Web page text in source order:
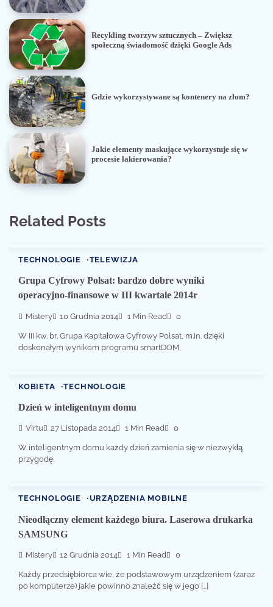
Recykling tworzyw sztucznych – Zwiększ
społeczną świadomość dzięki Google Ads
Gdzie wykorzystywane są kontenery na złom?
Jakie elementy maskujące wykorzystuje się w
procesie lakierowania?
Related Posts
TECHNOLOGIE TELEWIZJA
Grupa Cyfrowy Polsat: bardzo dobre wyniki
operacyjno-finansowe w III kwartale 2014r
Mistery 10 Grudnia 2014 1 Min Read 0
W III kw. br. Grupa Kapitałowa Cyfrowy Polsat, m.in. dzięki
doskonałym wynikom programu smartDOM,
KOBIETA TECHNOLOGIE
Dzień w inteligentnym domu
Virtu 27 Listopada 2014 1 Min Read 0
W inteligentnym domu każdy dzień zamienia się w niezwykłą
przygodę.
TECHNOLOGIE URZĄDZENIA MOBILNE
Nieodłączny element każdego biura. Laserowa drukarka
SAMSUNG
Mistery 12 Grudnia 2014 1 Min Read 0
Każdy przedsiębiorca wie, że podstawowym urządzeniem (zaraz
po komputerze) jakie powinno znaleźć się w jego […]